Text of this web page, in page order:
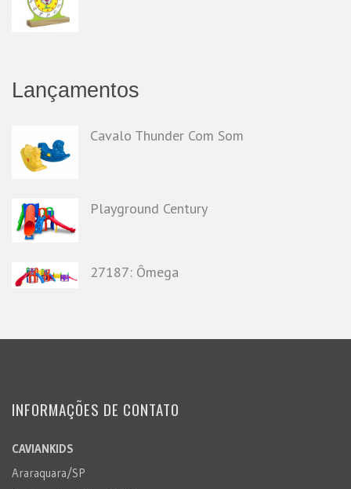
Lançamentos
Cavalo Thunder Com Som
Playground Century
27187: Ômega
INFORMAÇÕES DE CONTATO
CAVIANKIDS
Araraquara/SP